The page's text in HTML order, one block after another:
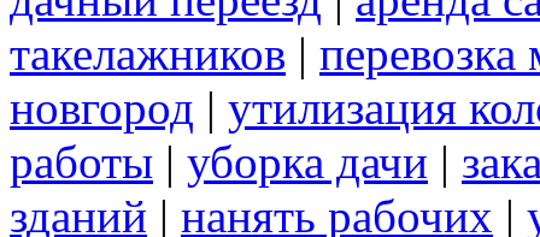
такелажников |
новгород | утилизация
работы | уборка дачи |
зданий | нанять рабочих |